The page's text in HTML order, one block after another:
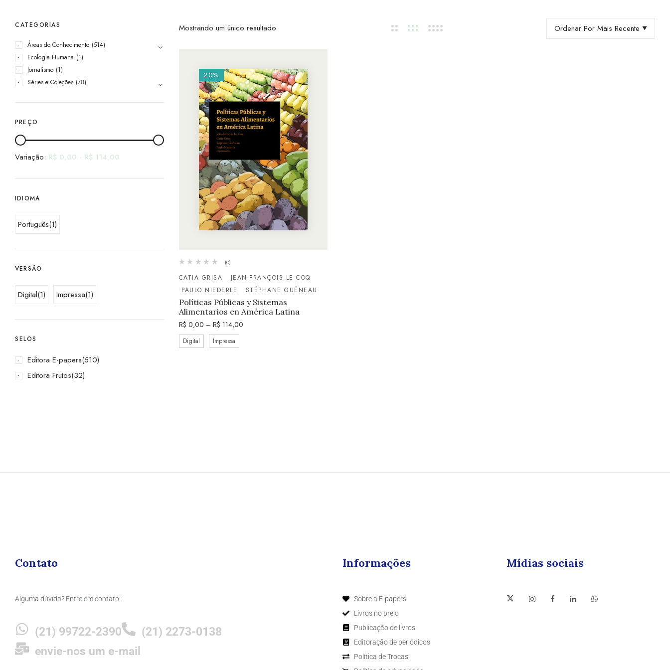
CATEGORIAS
Áreas do Conhecimento (514)
Ecologia Humana (1)
Jornalismo (1)
Séries e Coleções (78)
PREÇO
Variação: R$ 0,00 - R$ 114,00
IDIOMA
Português(1)
VERSÃO
Digital(1) Impressa(1)
SELOS
Editora E-papers(510)
Editora Frutos(32)
Mostrando um único resultado Ordenar Por Mais Recente
20%
(0)
CATIA GRISA
JEAN-FRANÇOIS LE COQ
PAULO NIEDERLE
STÉPHANE GUÉNEAU
Políticas Públicas y Sistemas
Alimentarios en América Latina
R$ 0,00 – R$ 114,00
Digital Impressa
Contato
Alguma dúvida? Entre em contato:
(21) 99722-2390
(21) 2273-0138
envie-nos um e-mail
Informações
Sobre a E-papers
Livros no prelo
Publicação de livros
Editoração de periódicos
Política de Trocas
Mídias sociais